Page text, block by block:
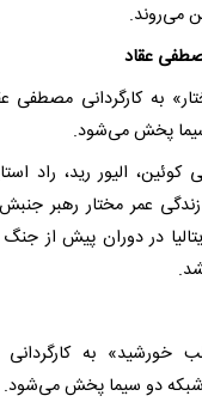
می‌روند.
عقاد
کوئین، الیور رید، راد
زندگی عمر مختار رهبر
در دوران پیش از